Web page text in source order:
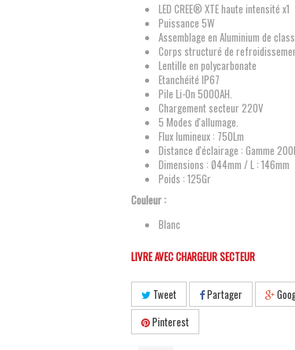
LED CREE® XTE haute intensité x1
Puissance 5W
Assemblage en Aluminium de
Corps structuré de
Lentille en polycarbonate
Etanchéité IP67
Pile Li-On 5000AH.
Chargement secteur 220V
5 Modes d'allumage.
Flux lumineux : 750Lm
Distance d'éclairage : Gamme
Dimensions : Ø44mm / L : 146mm
Poids : 125Gr
Couleur :
Blanc
LIVRE AVEC CHARGEUR SECTEUR
Tweet Partager
Pinterest